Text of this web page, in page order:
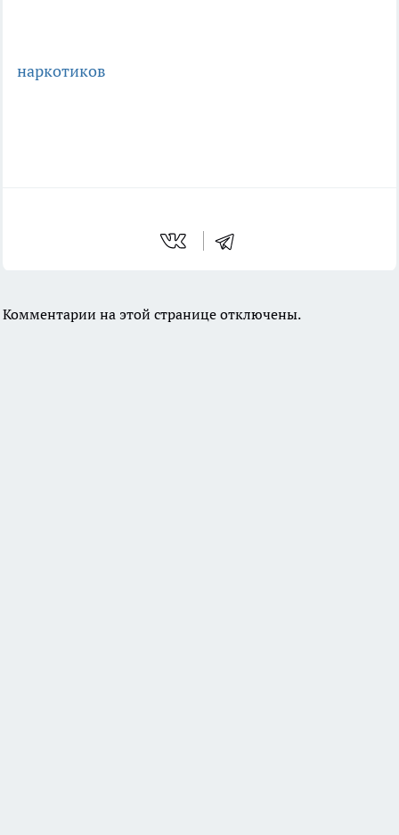
наркотиков
Комментарии на этой странице отключены.